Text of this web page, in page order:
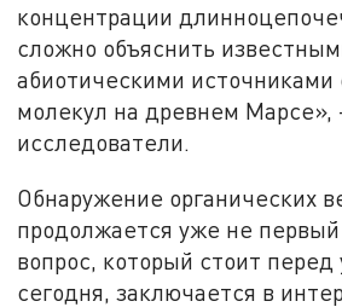
концентрации
сложно объяснить
абиотическими источниками
молекул на древнем Марсе»,
исследователи.
Обнаружение органических
продолжается уже не
вопрос, который стоит
сегодня, заключается в